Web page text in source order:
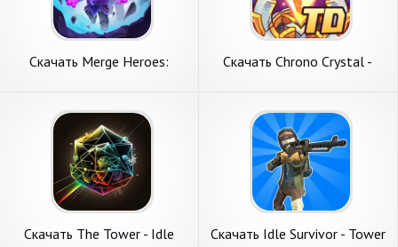
Скачать Merge Heroes:
на Андроид
Скачать Chrono Crystal -
Андроид
Скачать The Tower - Idle
Скачать Idle Survivor - Tower